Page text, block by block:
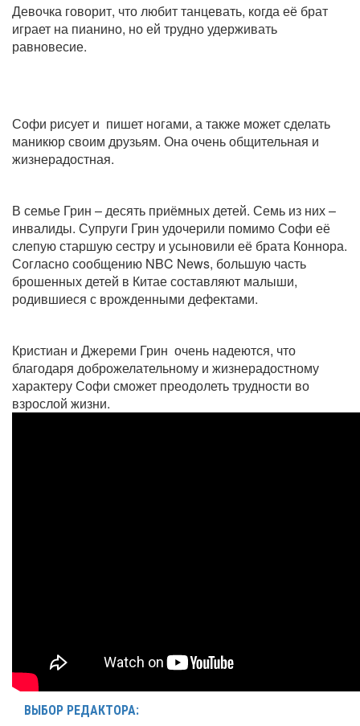
Девочка говорит, что любит танцевать, когда её брат
играет на пианино, но ей трудно удерживать
равновесие.
Софи рисует и пишет ногами, а также может сделать
маникюр своим друзьям. Она очень общительная и
жизнерадостная.
В семье Грин – десять приёмных детей. Семь из них –
инвалиды. Супруги Грин удочерили помимо Софи её
слепую старшую сестру и усыновили её брата Коннора.
Согласно сообщению NBC News, большую часть
брошенных детей в Китае составляют малыши,
родившиеся с врожденными дефектами.
Кристиан и Джереми Грин очень надеются, что
благодаря доброжелательному и жизнерадостному
характеру Софи сможет преодолеть трудности во
взрослой жизни.
ВЫБОР РЕДАКТОРА: